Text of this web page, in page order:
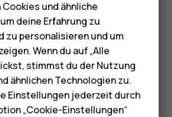
für Senioren
M
Speichern.
zu bearbeiten, tippen Sie auf
aufmode_edit, und bearbeiten Sie die
und ähnliche
deine Erfahrung zu
zu personalisieren und um
Wenn du auf „Alle
stimmst du der Nutzung
ähnlichen Technologien zu.
Einstellungen jederzeit durch
„Cookie-Einstellungen“